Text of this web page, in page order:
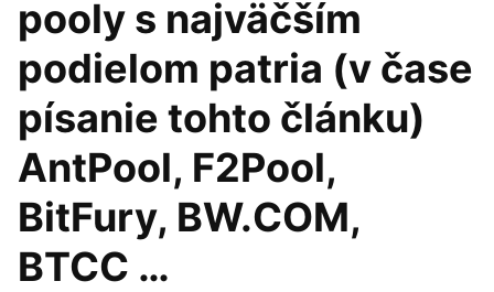
pooly s najväčším
podielom patria (v čase
písanie tohto článku)
AntPool, F2Pool,
BitFury, BW.COM,
BTCC …